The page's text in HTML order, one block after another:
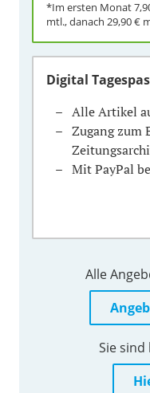
*Im ersten Monat
mtl., danach 29,90 €
Digital
Alle Artikel
Zugang zum
Mit PayPal
Alle
Sie